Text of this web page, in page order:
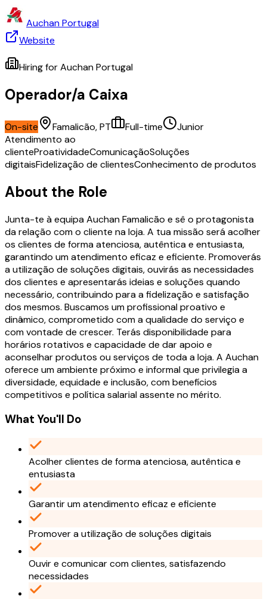
Auchan Portugal
Website
Hiring forAuchan Portugal
Operador/a Caixa
On-site Famalicão, PT Full-time
Junior
Atendimento ao
clienteProatividadeComunicaçãoSoluções
digitaisFidelização de clientesConhecimento de produtos
About the Role
Junta-te à equipa Auchan Famalicão e sê o protagonista
da relação com o cliente na loja. A tua missão será acolher
os clientes de forma atenciosa, autêntica e entusiasta,
garantindo um atendimento eficaz e eficiente. Promoverás
a utilização de soluções digitais, ouvirás as necessidades
dos clientes e apresentarás ideias e soluções quando
necessário, contribuindo para a fidelização e satisfação
dos mesmos. Buscamos um profissional proativo e
dinâmico, comprometido com a qualidade do serviço e
com vontade de crescer. Terás disponibilidade para
horários rotativos e capacidade de dar apoio e
aconselhar produtos ou serviços de toda a loja. A Auchan
oferece um ambiente próximo e informal que privilegia a
diversidade, equidade e inclusão, com benefícios
competitivos e política salarial assente no mérito.
What You'll Do
Acolher clientes de forma atenciosa, autêntica e
entusiasta
Garantir um atendimento eficaz e eficiente
Promover a utilização de soluções digitais
Ouvir e comunicar com clientes, satisfazendo
necessidades